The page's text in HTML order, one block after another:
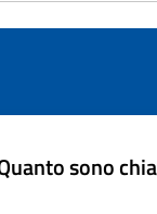
sono